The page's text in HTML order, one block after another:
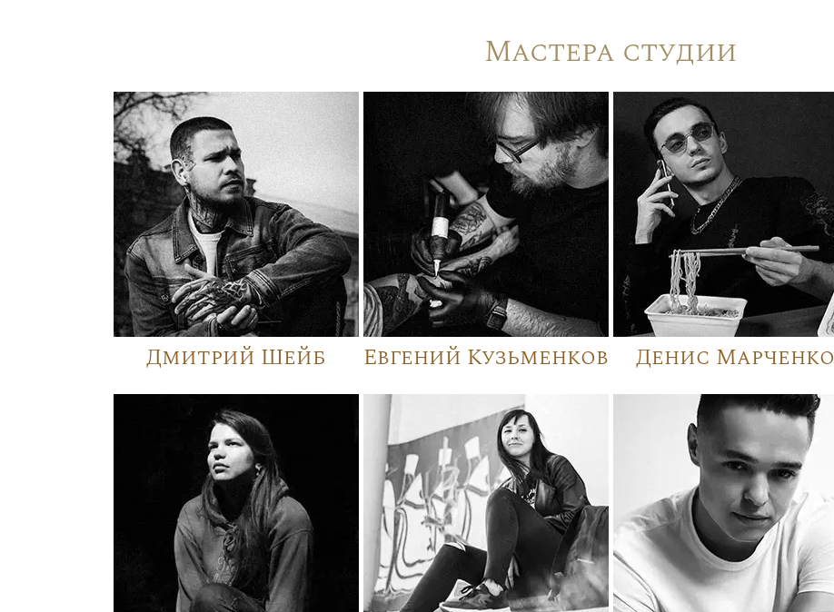
Мастера студии
Дмитрий Шейб Евгений Кузьменков Денис Марченко